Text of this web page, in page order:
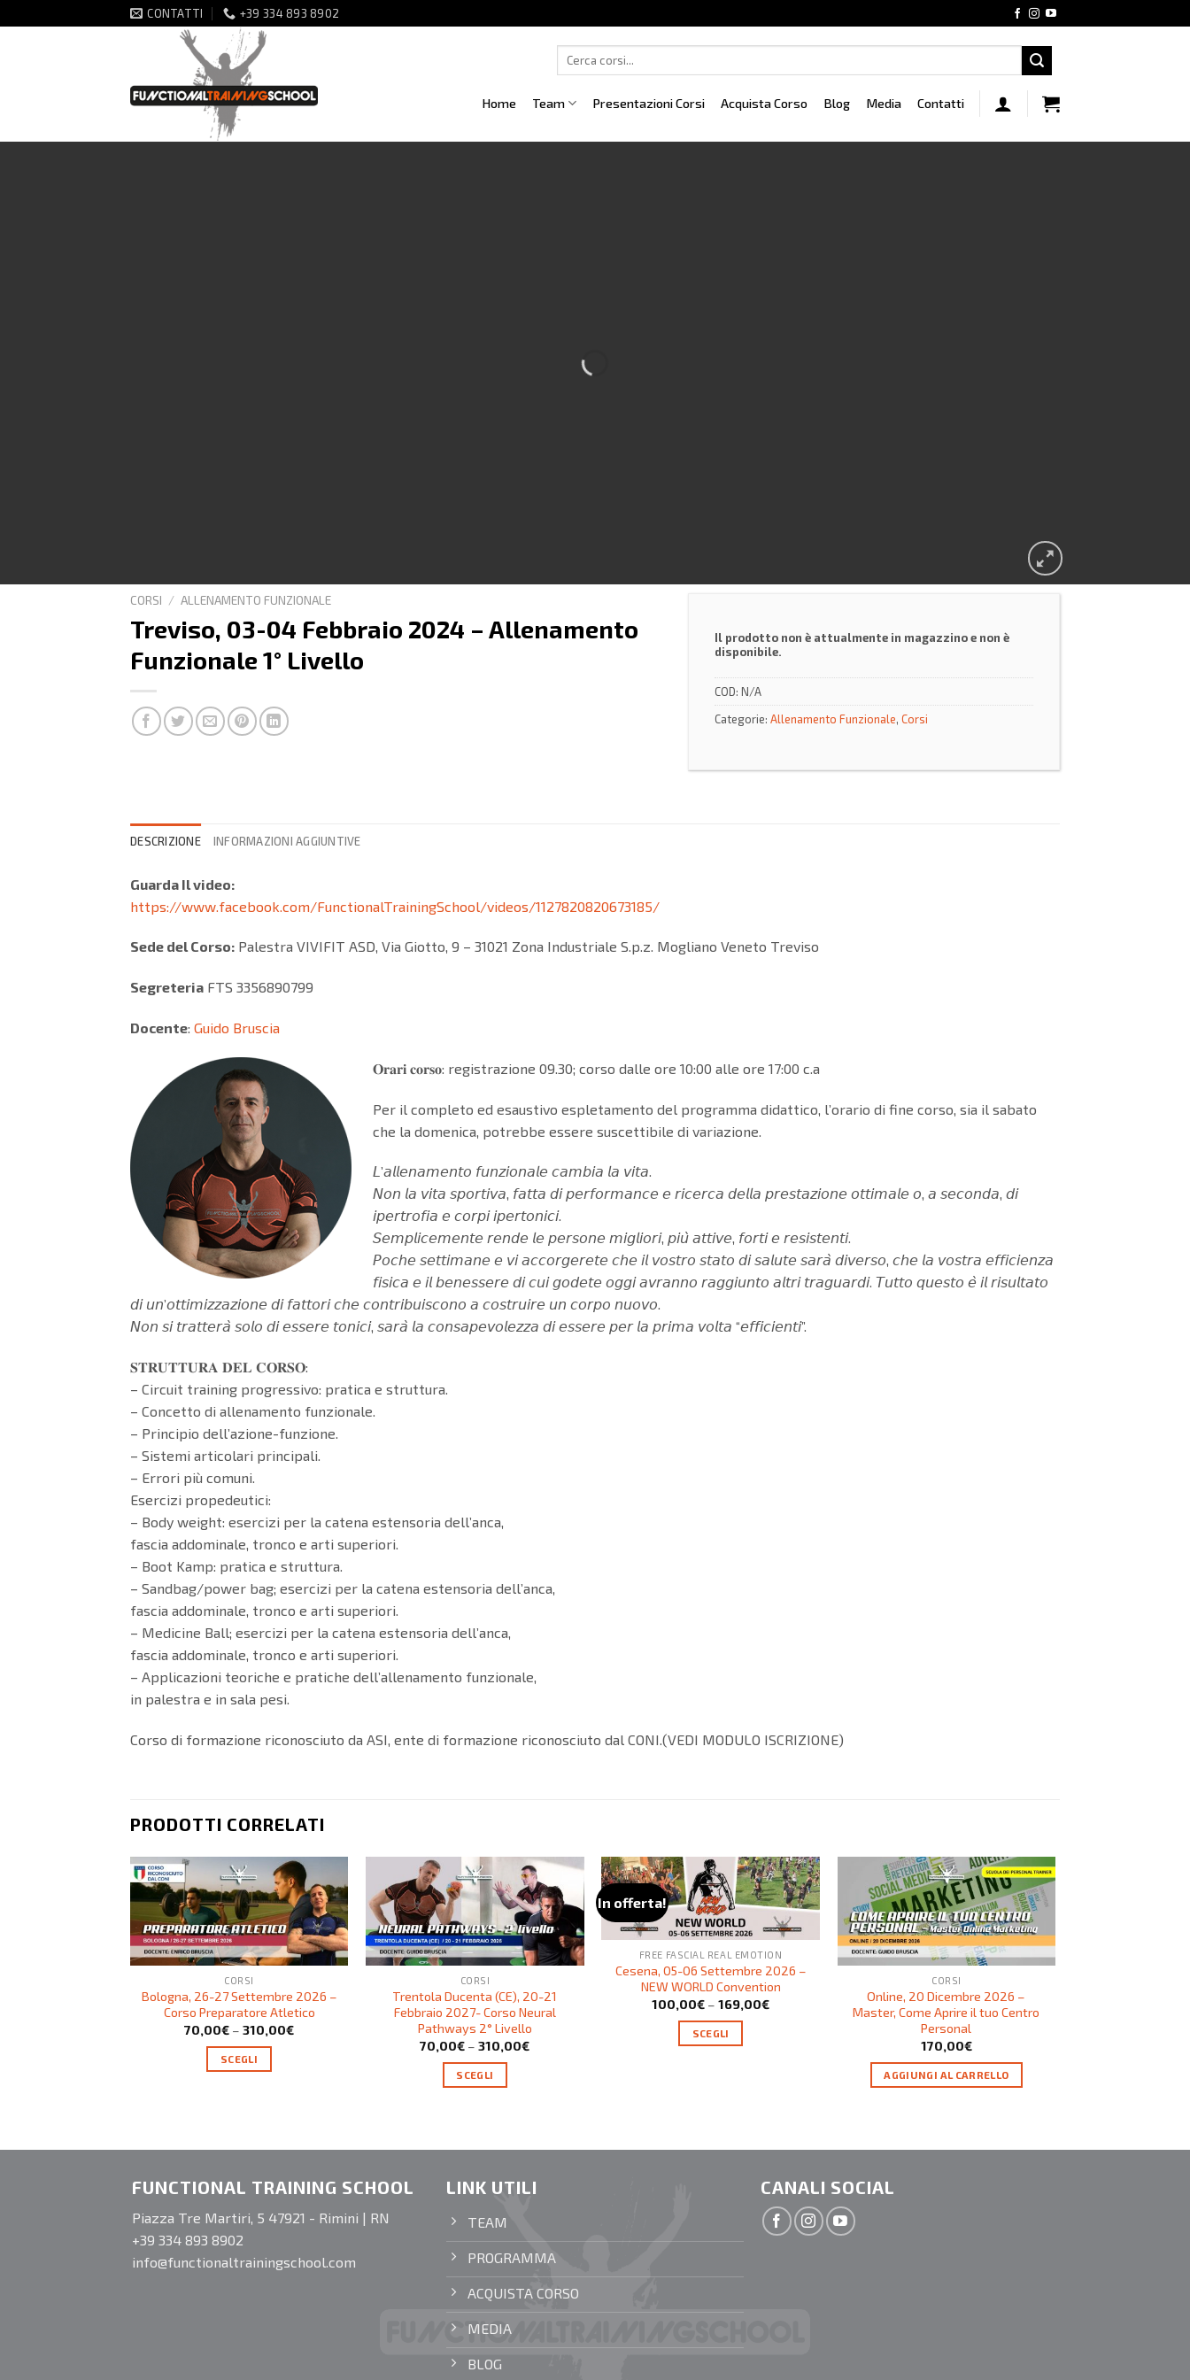
ai
CONTATTI +39 334 893 8902
Home Team Presentazioni Corsi Acquista Corso Blog Media Contatti
CORSI / ALLENAMENTO FUNZIONALE
Treviso, 03-04 Febbraio 2024 – Allenamento
Funzionale 1° Livello
Il prodotto non è attualmente in magazzino e non è
disponibile.
COD: N/A
Categorie: Allenamento Funzionale, Corsi
DESCRIZIONE INFORMAZIONI AGGIUNTIVE
Guarda Il video:
https://www.facebook.com/FunctionalTrainingSchool/videos/1127820820673185/
Sede del Corso: Palestra VIVIFIT ASD, Via Giotto, 9 – 31021 Zona Industriale S.p.z. Mogliano Veneto Treviso
Segreteria FTS 3356890799
Docente: Guido Bruscia
𝐎𝐫𝐚𝐫𝐢 𝐜𝐨𝐫𝐬𝐨: registrazione 09.30; corso dalle ore 10:00 alle ore 17:00 c.a
Per il completo ed esaustivo espletamento del programma didattico, l’orario di fine corso, sia il sabato
che la domenica, potrebbe essere suscettibile di variazione.
𝘓’𝘢𝘭𝘭𝘦𝘯𝘢𝘮𝘦𝘯𝘵𝘰 𝘧𝘶𝘯𝘻𝘪𝘰𝘯𝘢𝘭𝘦 𝘤𝘢𝘮𝘣𝘪𝘢 𝘭𝘢 𝘷𝘪𝘵𝘢.
𝘕𝘰𝘯 𝘭𝘢 𝘷𝘪𝘵𝘢 𝘴𝘱𝘰𝘳𝘵𝘪𝘷𝘢, 𝘧𝘢𝘵𝘵𝘢 𝘥𝘪 𝘱𝘦𝘳𝘧𝘰𝘳𝘮𝘢𝘯𝘤𝘦 𝘦 𝘳𝘪𝘤𝘦𝘳𝘤𝘢 𝘥𝘦𝘭𝘭𝘢 𝘱𝘳𝘦𝘴𝘵𝘢𝘻𝘪𝘰𝘯𝘦 𝘰𝘵𝘵𝘪𝘮𝘢𝘭𝘦 𝘰, 𝘢 𝘴𝘦𝘤𝘰𝘯𝘥𝘢, 𝘥𝘪
𝘪𝘱𝘦𝘳𝘵𝘳𝘰𝘧𝘪𝘢 𝘦 𝘤𝘰𝘳𝘱𝘪 𝘪𝘱𝘦𝘳𝘵𝘰𝘯𝘪𝘤𝘪.
𝘚𝘦𝘮𝘱𝘭𝘪𝘤𝘦𝘮𝘦𝘯𝘵𝘦 𝘳𝘦𝘯𝘥𝘦 𝘭𝘦 𝘱𝘦𝘳𝘴𝘰𝘯𝘦 𝘮𝘪𝘨𝘭𝘪𝘰𝘳𝘪, 𝘱𝘪𝘶̀ 𝘢𝘵𝘵𝘪𝘷𝘦, 𝘧𝘰𝘳𝘵𝘪 𝘦 𝘳𝘦𝘴𝘪𝘴𝘵𝘦𝘯𝘵𝘪.
𝘗𝘰𝘤𝘩𝘦 𝘴𝘦𝘵𝘵𝘪𝘮𝘢𝘯𝘦 𝘦 𝘷𝘪 𝘢𝘤𝘤𝘰𝘳𝘨𝘦𝘳𝘦𝘵𝘦 𝘤𝘩𝘦 𝘪𝘭 𝘷𝘰𝘴𝘵𝘳𝘰 𝘴𝘵𝘢𝘵𝘰 𝘥𝘪 𝘴𝘢𝘭𝘶𝘵𝘦 𝘴𝘢𝘳𝘢̀ 𝘥𝘪𝘷𝘦𝘳𝘴𝘰, 𝘤𝘩𝘦 𝘭𝘢 𝘷𝘰𝘴𝘵𝘳𝘢 𝘦𝘧𝘧𝘪𝘤𝘪𝘦𝘯𝘻𝘢
𝘧𝘪𝘴𝘪𝘤𝘢 𝘦 𝘪𝘭 𝘣𝘦𝘯𝘦𝘴𝘴𝘦𝘳𝘦 𝘥𝘪 𝘤𝘶𝘪 𝘨𝘰𝘥𝘦𝘵𝘦 𝘰𝘨𝘨𝘪 𝘢𝘷𝘳𝘢𝘯𝘯𝘰 𝘳𝘢𝘨𝘨𝘪𝘶𝘯𝘵𝘰 𝘢𝘭𝘵𝘳𝘪 𝘵𝘳𝘢𝘨𝘶𝘢𝘳𝘥𝘪. 𝘛𝘶𝘵𝘵𝘰 𝘲𝘶𝘦𝘴𝘵𝘰 𝘦̀ 𝘪𝘭 𝘳𝘪𝘴𝘶𝘭𝘵𝘢𝘵𝘰
𝘥𝘪 𝘶𝘯’𝘰𝘵𝘵𝘪𝘮𝘪𝘻𝘻𝘢𝘻𝘪𝘰𝘯𝘦 𝘥𝘪 𝘧𝘢𝘵𝘵𝘰𝘳𝘪 𝘤𝘩𝘦 𝘤𝘰𝘯𝘵𝘳𝘪𝘣𝘶𝘪𝘴𝘤𝘰𝘯𝘰 𝘢 𝘤𝘰𝘴𝘵𝘳𝘶𝘪𝘳𝘦 𝘶𝘯 𝘤𝘰𝘳𝘱𝘰 𝘯𝘶𝘰𝘷𝘰.
𝘕𝘰𝘯 𝘴𝘪 𝘵𝘳𝘢𝘵𝘵𝘦𝘳𝘢̀ 𝘴𝘰𝘭𝘰 𝘥𝘪 𝘦𝘴𝘴𝘦𝘳𝘦 𝘵𝘰𝘯𝘪𝘤𝘪, 𝘴𝘢𝘳𝘢̀ 𝘭𝘢 𝘤𝘰𝘯𝘴𝘢𝘱𝘦𝘷𝘰𝘭𝘦𝘻𝘻𝘢 𝘥𝘪 𝘦𝘴𝘴𝘦𝘳𝘦 𝘱𝘦𝘳 𝘭𝘢 𝘱𝘳𝘪𝘮𝘢 𝘷𝘰𝘭𝘵𝘢 “𝘦𝘧𝘧𝘪𝘤𝘪𝘦𝘯𝘵𝘪”.
𝐒𝐓𝐑𝐔𝐓𝐓𝐔𝐑𝐀 𝐃𝐄𝐋 𝐂𝐎𝐑𝐒𝐎:
– Circuit training progressivo: pratica e struttura.
– Concetto di allenamento funzionale.
– Principio dell’azione-funzione.
– Sistemi articolari principali.
– Errori più comuni.
Esercizi propedeutici:
– Body weight: esercizi per la catena estensoria dell’anca,
fascia addominale, tronco e arti superiori.
– Boot Kamp: pratica e struttura.
– Sandbag/power bag; esercizi per la catena estensoria dell’anca,
fascia addominale, tronco e arti superiori.
– Medicine Ball; esercizi per la catena estensoria dell’anca,
fascia addominale, tronco e arti superiori.
– Applicazioni teoriche e pratiche dell’allenamento funzionale,
in palestra e in sala pesi.
Corso di formazione riconosciuto da ASI, ente di formazione riconosciuto dal CONI.(VEDI MODULO ISCRIZIONE)
PRODOTTI CORRELATI
CORSI
Bologna, 26-27 Settembre 2026 –
Corso Preparatore Atletico
70,00€ –310,00€
SCEGLI
CORSI
Trentola Ducenta (CE), 20-21
Febbraio 2027- Corso Neural
Pathways 2° Livello
70,00€ –310,00€
SCEGLI
In offerta!
FREE FASCIAL REAL EMOTION
Cesena, 05-06 Settembre 2026 –
NEW WORLD Convention
100,00€ –169,00€
SCEGLI
CORSI
Online, 20 Dicembre 2026 –
Master, Come Aprire il tuo Centro
Personal
170,00€
AGGIUNGI AL CARRELLO
FUNCTIONAL TRAINING SCHOOL
Piazza Tre Martiri, 5 47921 - Rimini | RN
+39 334 893 8902
info@functionaltrainingschool.com
LINK UTILI
TEAM
PROGRAMMA
ACQUISTA CORSO
MEDIA
BLOG
CANALI SOCIAL